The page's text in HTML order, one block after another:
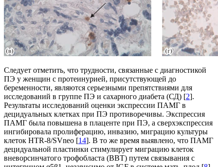
Следует отметить, что трудности, связанные с диагностикой
ПЭ у женщин с протеинурией, присутствующей до
беременности, являются серьезными препятствиями для
исследований в группе ПЭ и сахарного диабета (СД) [2].
Результаты исследований оценки экспрессии ПАМГ в
децидуальных клетках при ПЭ противоречивы. Экспрессия
ПАМГ была повышена в плаценте при ПЭ, а сверхэкспрессия
ингибировала пролиферацию, инвазию, миграцию культуры
клеток HTR-8/SVneo [14]. В то же время выявлено, что ПАМГ
децидуальной пластинки стимулирует миграцию клеток
вневорсинчатого трофобласта (ВВТ) путем связывания с